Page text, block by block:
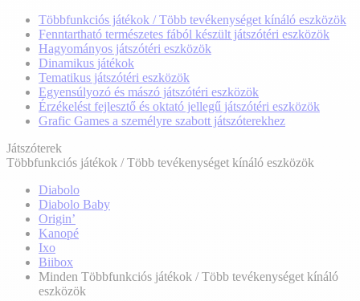
Többfunkciós játékok / Több tevékenységet kínáló eszközök
Fenntartható természetes fából készült játszótéri eszközök
Hagyományos játszótéri eszközök
Dinamikus játékok
Tematikus játszótéri eszközök
Egyensúlyozó és mászó játszótéri eszközök
Érzékelést fejlesztő és oktató jellegű játszótéri eszközök
Grafic Games a személyre szabott játszóterekhez
Játszóterek
Többfunkciós játékok / Több tevékenységet kínáló eszközök
Diabolo
Diabolo Baby
Origin’
Kanopé
Ixo
Biibox
Minden Többfunkciós játékok / Több tevékenységet kínáló
eszközök